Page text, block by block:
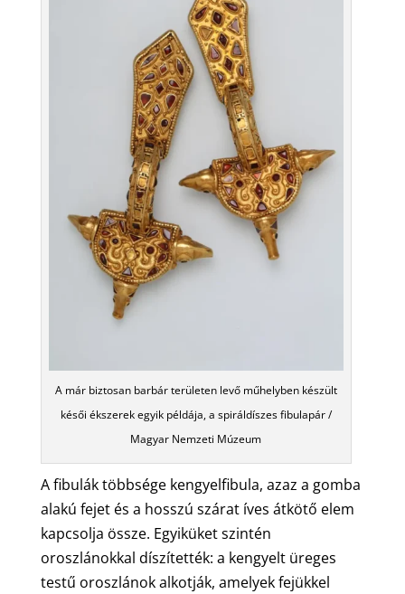
A már biztosan barbár területen levő műhelyben készült
késői ékszerek egyik példája, a spiráldíszes fibulapár /
Magyar Nemzeti Múzeum
A fibulák többsége kengyelfibula, azaz a gomba
alakú fejet és a hosszú szárat íves átkötő elem
kapcsolja össze. Egyiküket szintén
oroszlánokkal díszítették: a kengyelt üreges
testű oroszlánok alkotják, amelyek fejükkel